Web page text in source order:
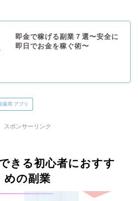
即金で稼げる副業７選〜安全に
即日でお金を稼ぐ術〜
雇用 アプリ
スポンサーリンク
きる初心者におすす
めの副業